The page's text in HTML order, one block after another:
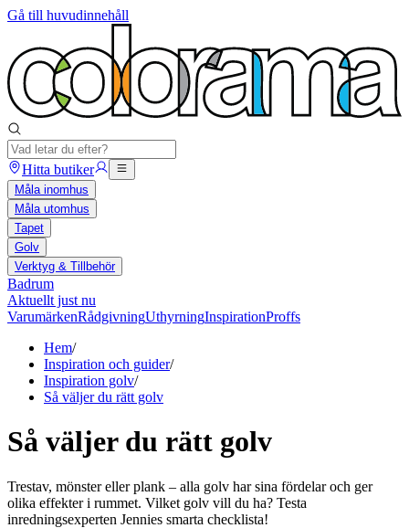
Gå till huvudinnehåll
Hitta butiker
Måla inomhus
Måla utomhus
Tapet
Golv
Verktyg & Tillbehör
Badrum
Aktuellt just nu
VarumärkenRådgivningUthyrningInspirationProffs
Hem/
Inspiration och guider/
Inspiration golv/
Så väljer du rätt golv
Så väljer du rätt golv
Trestav, mönster eller plank – alla golv har sina fördelar och ger
olika effekter i rummet. Vilket golv vill du ha? Testa
inredningsexperten Jennies smarta checklista!